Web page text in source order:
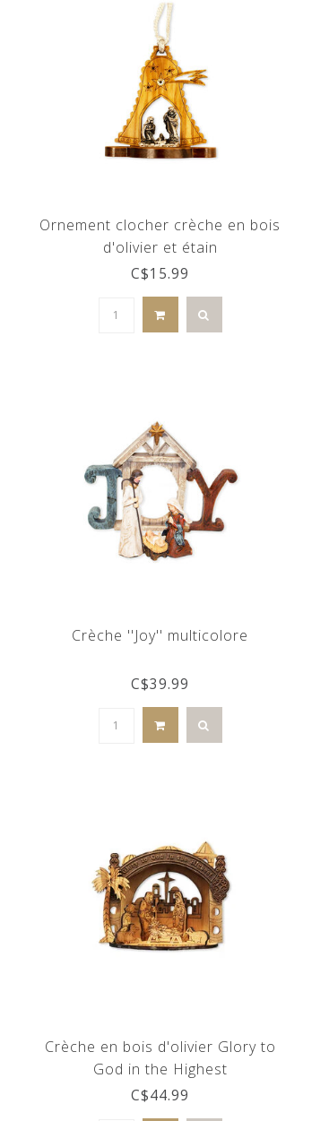
Ornement clocher crèche en bois
d'olivier et étain
C$15.99
Crèche ''Joy'' multicolore
C$39.99
Crèche en bois d'olivier Glory to
God in the Highest
C$44.99